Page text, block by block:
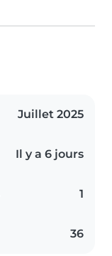
Juillet 2025
Il y a 6 jours
1
36